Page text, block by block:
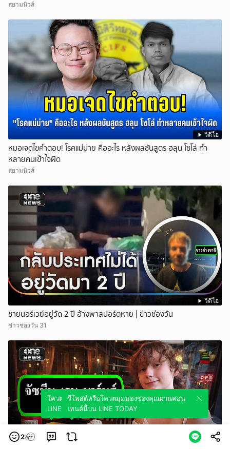
สยามนิวส์
วิดีโอ
หมอเจดไขคำตอบ! โรคแม่ม่าย คืออะไร หลังผลชันสูตร ฮลุน โซโล่ ทำ
หลายคนเข้าใจผิด
สยามนิวส์
วิดีโอ
ชายนอร์เวย์อยู่วัด 2 ปี อ้างพาสปอร์ตหาย | ข่าวช่องวัน
ข่าวช่องวัน 31
2
โควตมุมมองของคุณผ่านคอนเทนต์นี้บน
LINE TODAY
รีโพสต์หรือโควตมุมมองของคุณผ่านคอน
เทนต์นี้บน LINE TODAY